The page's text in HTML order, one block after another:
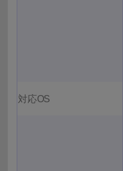
対応OS